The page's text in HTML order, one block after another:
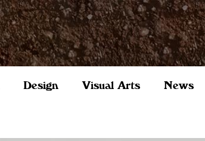
Design Visual Arts News